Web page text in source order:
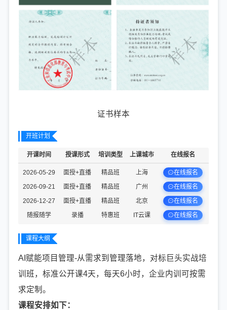
证书样本
开班计划
开课时间 授课形式 培训类型 上课城市 在线报名
2026-05-29 面授+直播 精品班 上海 在线报名
2026-09-21 面授+直播 精品班 广州 在线报名
2026-12-27 面授+直播 精品班 北京 在线报名
随报随学 录播 特惠班 IT云课 在线报名
课程大纲
AI赋能项目管理-从需求到管理落地，对标巨头实战培
训班，标准公开课4天，每天6小时，企业内训可按需
求定制。
课程安排如下：